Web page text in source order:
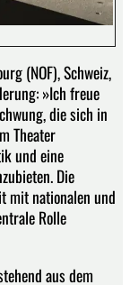
(NOF), Schweiz,
»Ich freue
die sich in
Theater
und eine
Die
mit nationalen und
Rolle
aus dem